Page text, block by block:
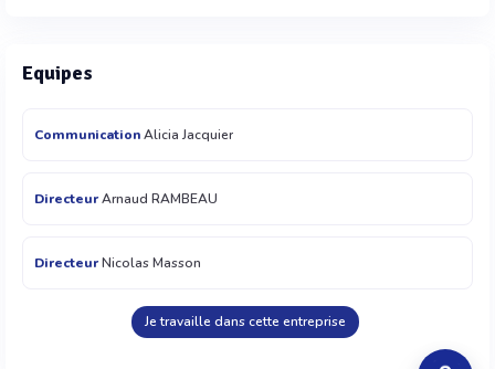
Equipes
CommunicationAlicia Jacquier
DirecteurArnaud RAMBEAU
DirecteurNicolas Masson
Je travaille dans cette entreprise